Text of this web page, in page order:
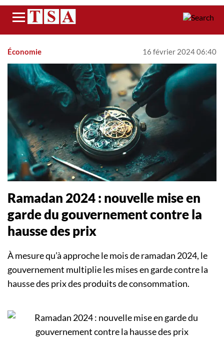
Menu
Économie 16 février 2024 06:40
Ramadan 2024 : nouvelle mise en
garde du gouvernement contre la
hausse des prix
À mesure qu’à approche le mois de ramadan 2024, le
gouvernement multiplie les mises en garde contre la
hausse des prix des produits de consommation.